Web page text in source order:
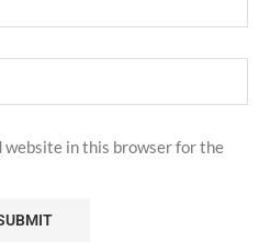
website in this browser for the